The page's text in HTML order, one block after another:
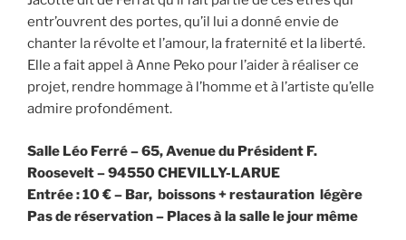
entr’ouvrent des portes, qu’il lui a donné envie de
chanter la révolte et l’amour, la fraternité et la liberté.
Elle a fait appel à Anne Peko pour l’aider à réaliser ce
projet, rendre hommage à l’homme et à l’artiste qu’elle
admire profondément.
Salle Léo Ferré – 65, Avenue du Président F.
Roosevelt – 94550 CHEVILLY-LARUE
Entrée : 10 € – Bar, boissons + restauration légère
Pas de réservation – Places à la salle le jour même